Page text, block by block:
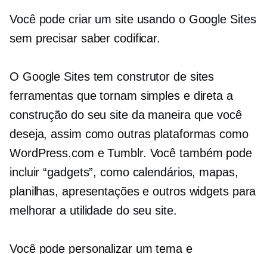
Você pode criar um site usando o Google Sites
sem precisar saber codificar.
O Google Sites temconstrutor de sites
ferramentas que tornam simples e direta a
construção do seu site da maneira que você
deseja, assim como outras plataformas como
WordPress.com e Tumblr. Você também pode
incluir “gadgets”, como calendários, mapas,
planilhas, apresentações e outros widgets para
melhorar a utilidade do seu site.
Você pode personalizar um tema e